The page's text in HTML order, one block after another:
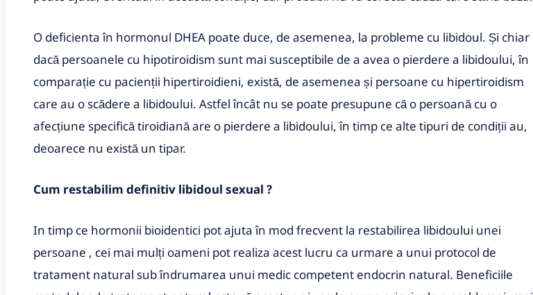
O deficienta în hormonul DHEA poate duce, de asemenea, la probleme cu libidoul. Și chiar
dacă persoanele cu hipotiroidism sunt mai susceptibile de a avea o pierdere a libidoului, în
comparație cu pacienții hipertiroidieni, există, de asemenea și persoane cu hipertiroidism
care au o scădere a libidoului. Astfel încât nu se poate presupune că o persoană cu o
afecțiune specifică tiroidiană are o pierdere a libidoului, în timp ce alte tipuri de condiții au,
deoarece nu există un tipar.
Cum restabilim definitiv libidoul sexual ?
In timp ce hormonii bioidentici pot ajuta în mod frecvent la restabilirea libidoului unei
persoane , cei mai mulți oameni pot realiza acest lucru ca urmare a unui protocol de
tratament natural sub îndrumarea unui medic competent endocrin natural. Beneficiile